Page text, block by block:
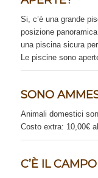
Si, c’è una grande
posizione
una piscina sicura
Le piscine sono
SONO
Animali domestici
Costo extra: 10,00€
C’È IL